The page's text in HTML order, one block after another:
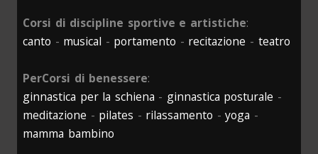
Corsi di discipline sportive e artistiche:
canto - musical - portamento - recitazione - teatro
PerCorsi di benessere:
ginnastica per la schiena - ginnastica posturale -
meditazione - pilates - rilassamento -yoga -
mamma bambino